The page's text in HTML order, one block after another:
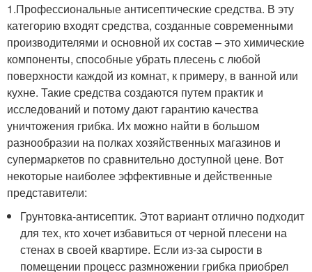
1.Профессиональные антисептические средства. В эту
категорию входят средства, созданные современными
производителями и основной их состав – это химические
компоненты, способные убрать плесень с любой
поверхности каждой из комнат, к примеру, в ванной или
кухне. Такие средства создаются путем практик и
исследований и потому дают гарантию качества
уничтожения грибка. Их можно найти в большом
разнообразии на полках хозяйственных магазинов и
супермаркетов по сравнительно доступной цене. Вот
некоторые наиболее эффективные и действенные
представители:
Грунтовка-антисептик. Этот вариант отлично подходит
для тех, кто хочет избавиться от черной плесени на
стенах в своей квартире. Если из-за сырости в
помещении процесс размножении грибка приобрел